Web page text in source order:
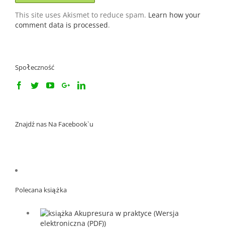
This site uses Akismet to reduce spam. Learn how your
comment data is processed.
Społeczność
Znajdź nas Na Facebook`u
Polecana książka